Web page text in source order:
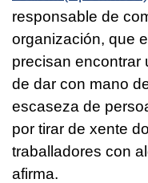
responsable de
organización, que
precisan encontrar
de dar con mano
escaseza de
por tirar de xente
traballadores con
afirma.